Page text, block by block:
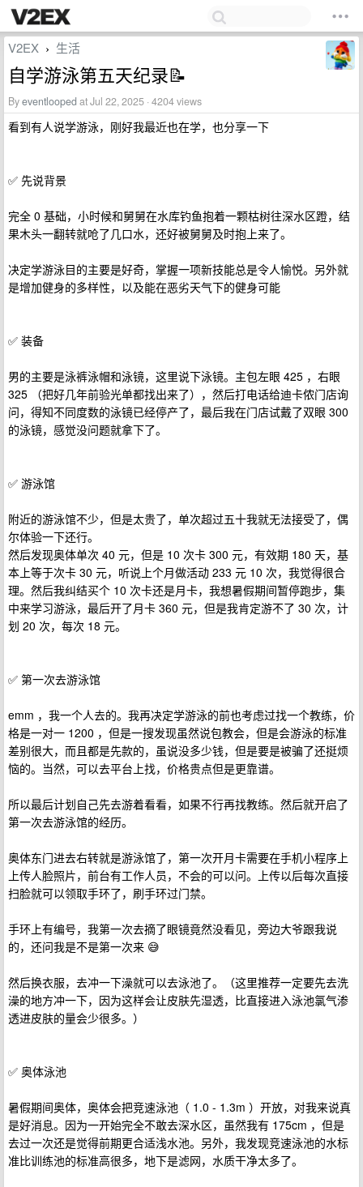
V2EX › 生活
自学游泳第五天纪录📝
Byeventlooped at Jul 22, 2025 · 4204 views
看到有人说学游泳，刚好我最近也在学，也分享一下
✅ 先说背景
完全 0 基础，小时候和舅舅在水库钓鱼抱着一颗枯树往深水区蹬，结
果木头一翻转就呛了几口水，还好被舅舅及时抱上来了。
决定学游泳目的主要是好奇，掌握一项新技能总是令人愉悦。另外就
是增加健身的多样性，以及能在恶劣天气下的健身可能
✅ 装备
男的主要是泳裤泳帽和泳镜，这里说下泳镜。主包左眼 425 ，右眼
325 （把好几年前验光单都找出来了），然后打电话给迪卡侬门店询
问，得知不同度数的泳镜已经停产了，最后我在门店试戴了双眼 300
的泳镜，感觉没问题就拿下了。
✅ 游泳馆
附近的游泳馆不少，但是太贵了，单次超过五十我就无法接受了，偶
尔体验一下还行。
然后发现奥体单次 40 元，但是 10 次卡 300 元，有效期 180 天，基
本上等于次卡 30 元，听说上个月做活动 233 元 10 次，我觉得很合
理。然后我纠结买个 10 次卡还是月卡，我想暑假期间暂停跑步，集
中来学习游泳，最后开了月卡 360 元，但是我肯定游不了 30 次，计
划 20 次，每次 18 元。
✅ 第一次去游泳馆
emm ，我一个人去的。我再决定学游泳的前也考虑过找一个教练，价
格是一对一 1200 ，但是一搜发现虽然说包教会，但是会游泳的标准
差别很大，而且都是先款的，虽说没多少钱，但是要是被骗了还挺烦
恼的。当然，可以去平台上找，价格贵点但是更靠谱。
所以最后计划自己先去游着看看，如果不行再找教练。然后就开启了
第一次去游泳馆的经历。
奥体东门进去右转就是游泳馆了，第一次开月卡需要在手机小程序上
上传人脸照片，前台有工作人员，不会的可以问。上传以后每次直接
扫脸就可以领取手环了，刷手环过门禁。
手环上有编号，我第一次去摘了眼镜竟然没看见，旁边大爷跟我说
的，还问我是不是第一次来 😅
然后换衣服，去冲一下澡就可以去泳池了。（这里推荐一定要先去洗
澡的地方冲一下，因为这样会让皮肤先湿透，比直接进入泳池氯气渗
透进皮肤的量会少很多。）
✅ 奥体泳池
暑假期间奥体，奥体会把竞速泳池（ 1.0 - 1.3m ）开放，对我来说真
是好消息。因为一开始完全不敢去深水区，虽然我有 175cm ，但是
去过一次还是觉得前期更合适浅水池。另外，我发现竞速泳池的水标
准比训练池的标准高很多，地下是滤网，水质干净太多了。